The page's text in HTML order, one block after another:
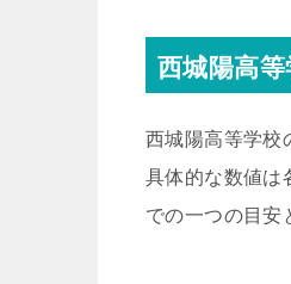
西城陽高
西城陽高等学校
具体的な数値は
での一つの目安